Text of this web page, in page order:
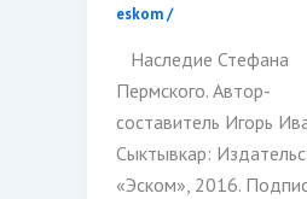
eskom/
Наследие Стефана
Пермского. Автор-
составитель Игорь
Сыктывкар:
«Эском», 2016.